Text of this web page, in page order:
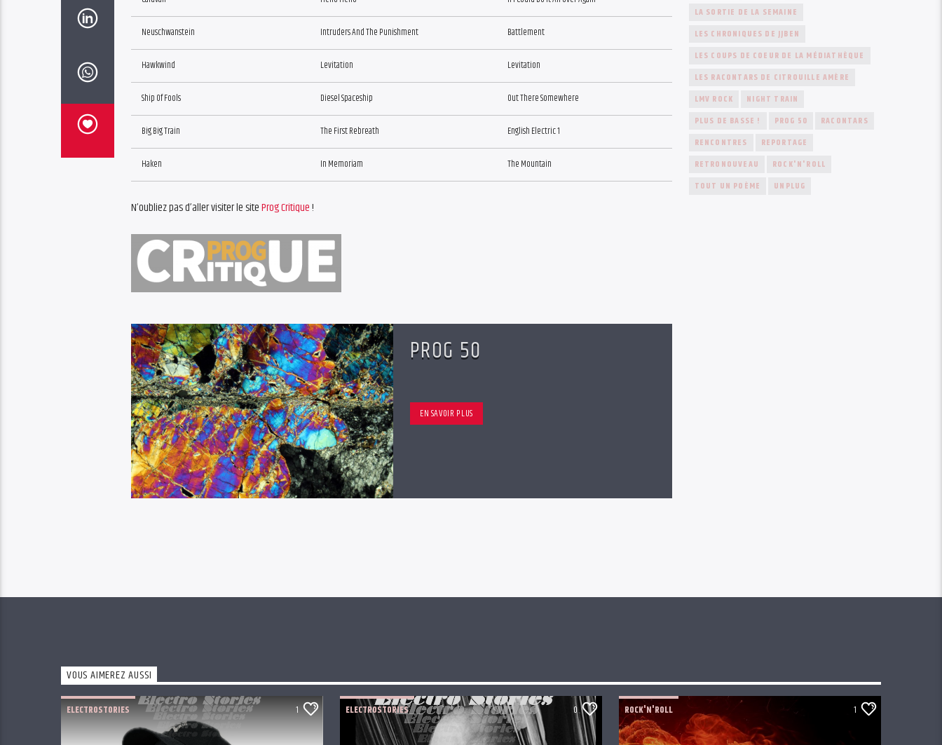
Neuschwanstein Intruders And The Punishment Battlement
Hawkwind Levitation Levitation
Ship Of Fools Diesel Spaceship Out There Somewhere
Big Big Train The First Rebreath English Electric 1
Haken In Memoriam The Mountain
N’oubliez pas d’aller visiter le siteProg Critique!
PROG 50
EN SAVOIR PLUS
LA SORTIE DE LA SEMAINE
LES CHRONIQUES DE JJBEN
LES COUPS DE COEUR DE LA MÉDIATHÈQUE
LES RACONTARS DE CITROUILLE AMÈRE
LMV ROCK
NIGHT TRAIN
PLUS DE BASSE !
PROG 50
RACONTARS
RENCONTRES
REPORTAGE
RETRONOUVEAU
ROCK'N'ROLL
TOUT UN POÈME
UNPLUG
VOUS AIMEREZ AUSSI
ELECTROSTORIES 1 ELECTROSTORIES 0 ROCK'N'ROLL 1